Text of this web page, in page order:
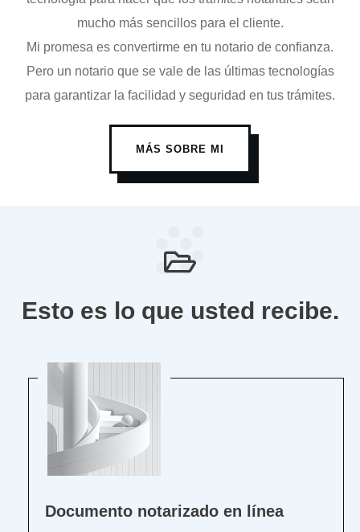
mucho más sencillos para el cliente.
Mi promesa es convertirme en tu notario de confianza.
Pero un notario que se vale de las últimas tecnologías
para garantizar la facilidad y seguridad en tus trámites.
MÁS SOBRE MI
Esto es lo que usted recibe.
Documento notarizado en línea